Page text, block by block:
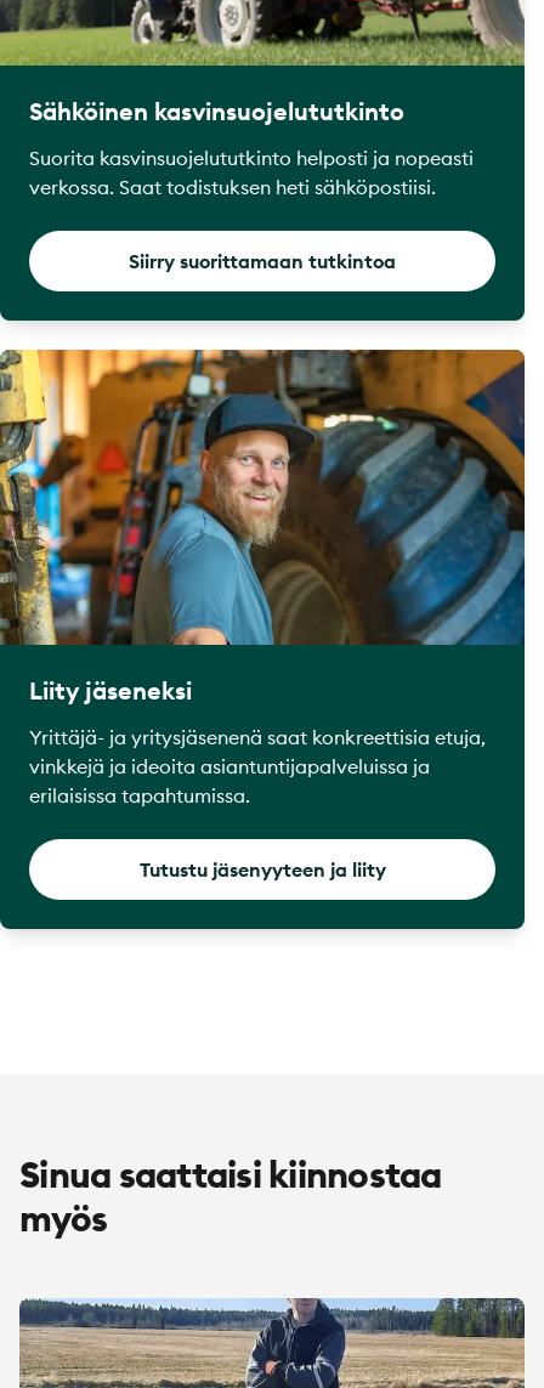
Sähköinen kasvinsuojelututkinto
Suorita kasvinsuojelututkinto helposti ja nopeasti
verkossa. Saat todistuksen heti sähköpostiisi.
Siirry suorittamaan tutkintoa
Liity jäseneksi
Yrittäjä- ja yritysjäsenenä saat konkreettisia etuja,
vinkkejä ja ideoita asiantuntijapalveluissa ja
erilaisissa tapahtumissa.
Tutustu jäsenyyteen ja liity
Sinua saattaisi kiinnostaa
myös